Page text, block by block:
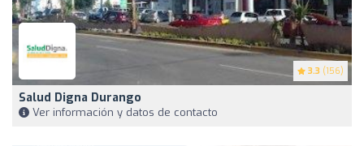
3.3 (156)
Salud Digna Durango
Ver información y datos de contacto